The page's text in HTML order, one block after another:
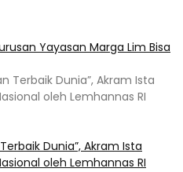
Yayasan Marga Lim Bisa
Dunia”, Akram Ista
oleh Lemhannas RI